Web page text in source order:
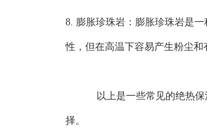
8. 膨胀珍珠岩：膨胀珍珠岩是
性，但在高温下容易产生粉尘
以上是一些常见的绝热保温
择。